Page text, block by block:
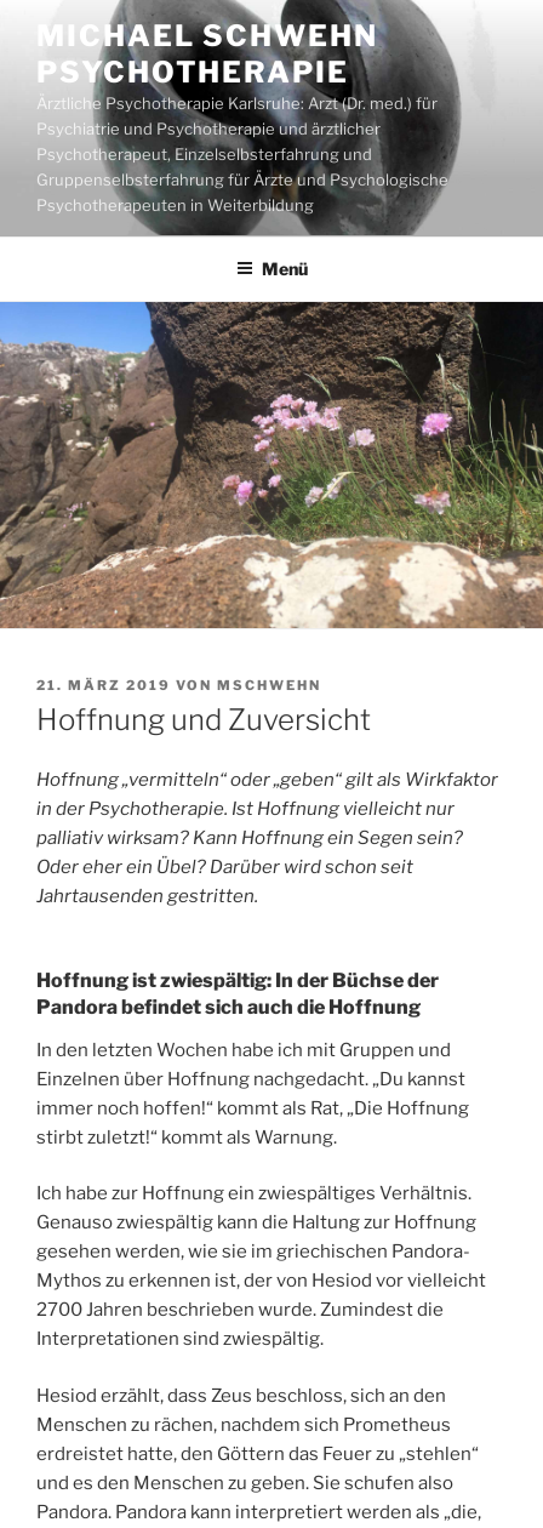
Inhalt
springen
MICHAEL SCHWEHN
PSYCHOTHERAPIE
Ärztliche Psychotherapie Karlsruhe: Arzt (Dr. med.) für
Psychiatrie und Psychotherapie und ärztlicher
Psychotherapeut, Einzelselbsterfahrung und
Gruppenselbsterfahrung für Ärzte und Psychologische
Psychotherapeuten in Weiterbildung
Menü
VERÖFFENTLICHT
AM
21. MÄRZ 2019 VON MSCHWEHN
Hoffnung und Zuversicht
Hoffnung „vermitteln“ oder „geben“ gilt als Wirkfaktor
in der Psychotherapie. Ist Hoffnung vielleicht nur
palliativ wirksam? Kann Hoffnung ein Segen sein?
Oder eher ein Übel? Darüber wird schon seit
Jahrtausenden gestritten.
Hoffnung ist zwiespältig: In der Büchse der
Pandora befindet sich auch die Hoffnung
In den letzten Wochen habe ich mit Gruppen und
Einzelnen über Hoffnung nachgedacht. „Du kannst
immer noch hoffen!“ kommt als Rat, „Die Hoffnung
stirbt zuletzt!“ kommt als Warnung.
Ich habe zur Hoffnung ein zwiespältiges Verhältnis.
Genauso zwiespältig kann die Haltung zur Hoffnung
gesehen werden, wie sie im griechischen Pandora-
Mythos zu erkennen ist, der von Hesiod vor vielleicht
2700 Jahren beschrieben wurde. Zumindest die
Interpretationen sind zwiespältig.
Hesiod erzählt, dass Zeus beschloss, sich an den
Menschen zu rächen, nachdem sich Prometheus
erdreistet hatte, den Göttern das Feuer zu „stehlen“
und es den Menschen zu geben. Sie schufen also
Pandora. Pandora kann interpretiert werden als „die,